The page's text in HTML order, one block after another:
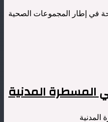
في إطار المجموعات الصحية
المسطرة المدنية
المدنية